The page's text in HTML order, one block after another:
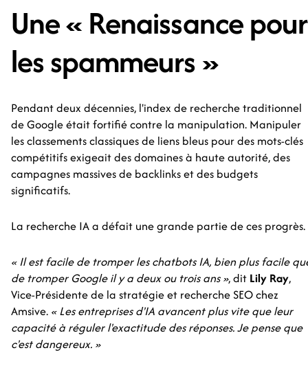
Une « Renaissance pour
les spammeurs »
Pendant deux décennies, l'index de recherche traditionnel
de Google était fortifié contre la manipulation. Manipuler
les classements classiques de liens bleus pour des mots-clés
compétitifs exigeait des domaines à haute autorité, des
campagnes massives de backlinks et des budgets
significatifs.
La recherche IA a défait une grande partie de ces progrès.
« Il est facile de tromper les chatbots IA, bien plus facile
de tromper Google il y a deux ou trois ans », dit Lily Ray,
Vice-Présidente de la stratégie et recherche SEO chez
Amsive. « Les entreprises d'IA avancent plus vite que leur
capacité à réguler l'exactitude des réponses. Je pense que
c'est dangereux. »